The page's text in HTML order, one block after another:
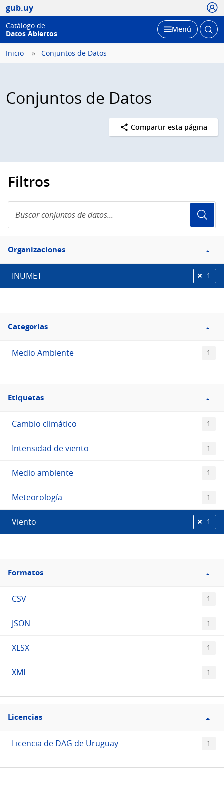
gub.uy
Catálogo de
Datos Abiertos
Desplegar
Menú Abrir
Inicio Conjuntos de Datos
Conjuntos de Datos
Compartir esta página
Filtros
conjuntos
de
Filtro
Organizaciones
Organizaciones
INUMET 1
Filtro
Categorias
Categorias
Medio Ambiente 1
Filtro
Etiquetas
Etiquetas
Cambio climático 1
Intensidad de viento 1
Medio ambiente 1
Meteorología 1
Viento 1
Filtro
Formatos
Formatos
CSV 1
JSON 1
XLSX 1
XML 1
Filtro
Licencias
Licencias
Licencia de DAG de Uruguay 1